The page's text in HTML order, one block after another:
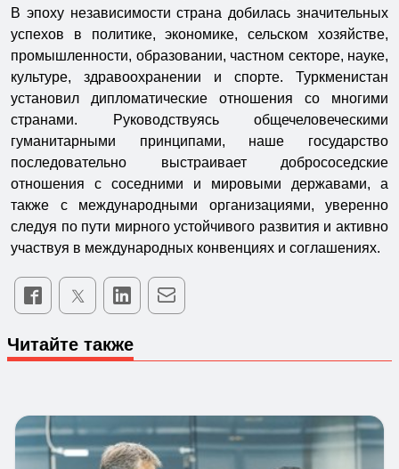
В эпоху независимости страна добилась значительных
успехов в политике, экономике, сельском хозяйстве,
промышленности, образовании, частном секторе, науке,
культуре, здравоохранении и спорте. Туркменистан
установил дипломатические отношения со многими
странами. Руководствуясь общечеловеческими
гуманитарными принципами, наше государство
последовательно выстраивает добрососедские
отношения с соседними и мировыми державами, а
также с международными организациями, уверенно
следуя по пути мирного устойчивого развития и активно
участвуя в международных конвенциях и соглашениях.
Читайте также